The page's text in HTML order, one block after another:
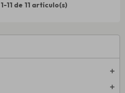
11 de 11 artículo(s)